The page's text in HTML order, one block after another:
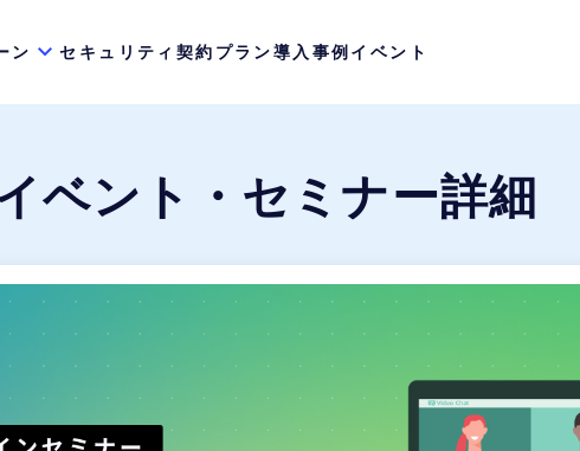
ン セキュリティ 契約プラン導入事例 イベント
ベント・セミナー詳細